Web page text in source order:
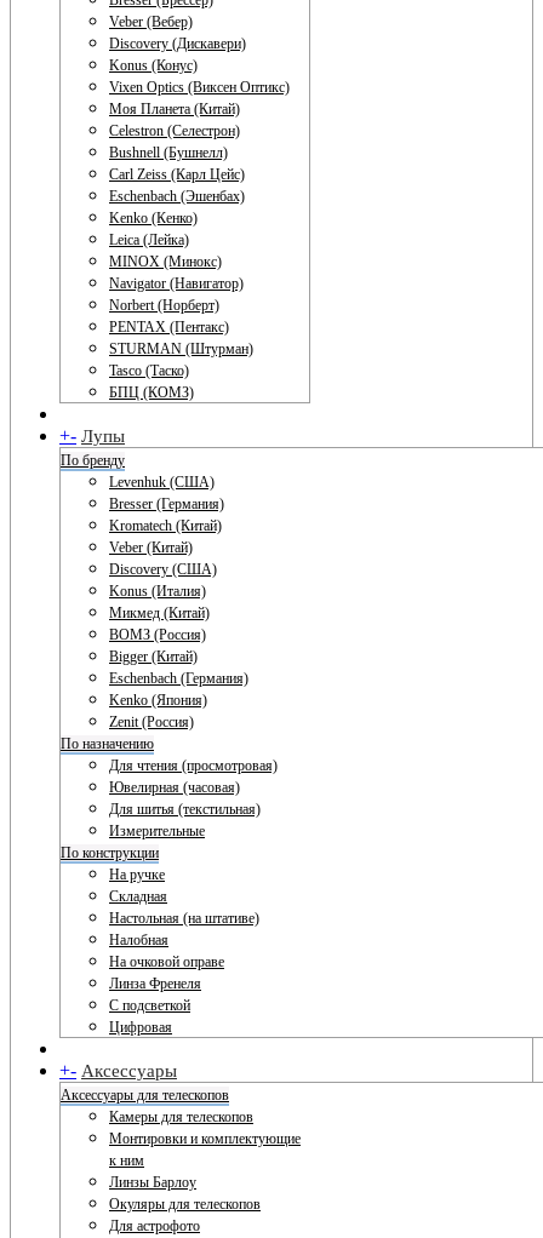
Veber (Вебер)
Discovery (Дискавери)
Konus (Конус)
Vixen Optics (Виксен Оптикс)
Моя Планета (Китай)
Celestron (Селестрон)
Bushnell (Бушнелл)
Carl Zeiss (Карл Цейс)
Eschenbach (Эшенбах)
Kenko (Кенко)
Leica (Лейка)
MINOX (Минокс)
Navigator (Навигатор)
Norbert (Норберт)
PENTAX (Пентакс)
STURMAN (Штурман)
Tasco (Таско)
БПЦ (КОМЗ)
+- Лупы
По бренду
Levenhuk (США)
Bresser (Германия)
Kromatech (Китай)
Veber (Китай)
Discovery (США)
Konus (Италия)
Микмед (Китай)
ВОМЗ (Россия)
Bigger (Китай)
Eschenbach (Германия)
Kenko (Япония)
Zenit (Россия)
По назначению
Для чтения (просмотровая)
Ювелирная (часовая)
Для шитья (текстильная)
Измерительные
По конструкции
На ручке
Складная
Настольная (на штативе)
Налобная
На очковой оправе
Линза Френеля
С подсветкой
Цифровая
+- Аксессуары
Аксессуары для телескопов
Камеры для телескопов
Монтировки и комплектующие
к ним
Линзы Барлоу
Окуляры для телескопов
Для астрофото